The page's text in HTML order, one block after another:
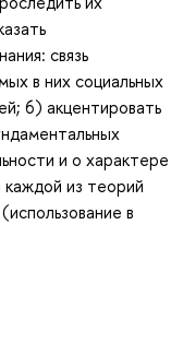
связь
в них социальных
6) акцентировать
и о характере
каждой из теорий
в